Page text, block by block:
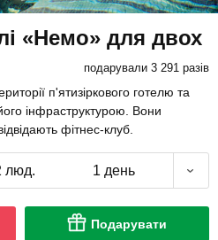
«Немо» для двох
подарували 3 291 разів
п'ятизіркового готелю та
інфраструктурою. Вони
фітнес-клуб.
люд. 1 день
Подарувати